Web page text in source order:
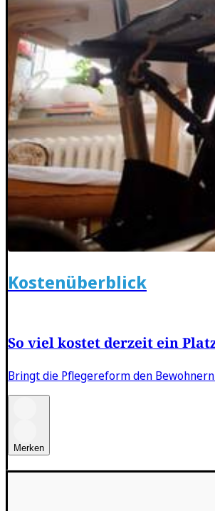
Kostenüberblick
So viel kostet derzeit ein
Bringt die Pflegereform den
Merken